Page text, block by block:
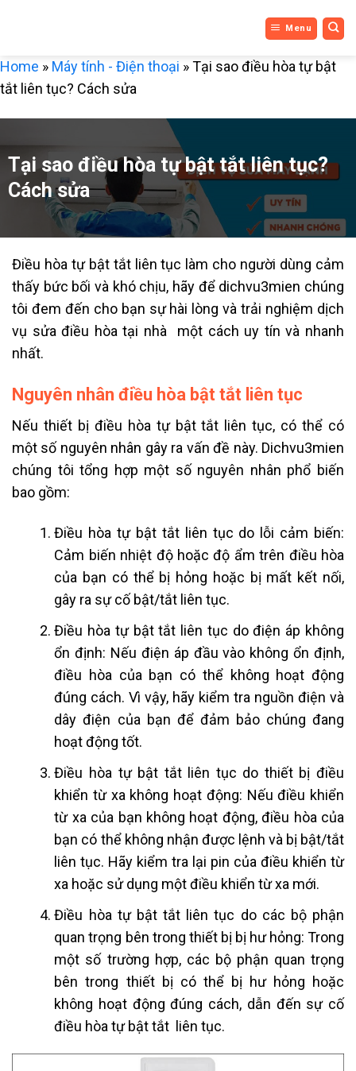
Menu
Home » Máy tính - Điện thoại »Tại sao điều hòa tự bật
tắt liên tục? Cách sửa
Tại sao điều hòa tự bật tắt liên tục?
Cách sửa
Điều hòa tự bật tắt liên tục làm cho người dùng cảm
thấy bức bối và khó chịu, hãy để dichvu3mien chúng
tôi đem đến cho bạn sự hài lòng và trải nghiệm dịch
vụ sửa điều hòa tại nhà một cách uy tín và nhanh
nhất.
Nguyên nhân điều hòa bật tắt liên tục
Nếu thiết bị điều hòa tự bật tắt liên tục, có thể có
một số nguyên nhân gây ra vấn đề này. Dichvu3mien
chúng tôi tổng hợp một số nguyên nhân phổ biến
bao gồm:
Điều hòa tự bật tắt liên tục do lỗi cảm biến:
Cảm biến nhiệt độ hoặc độ ẩm trên điều hòa
của bạn có thể bị hỏng hoặc bị mất kết nối,
gây ra sự cố bật/tắt liên tục.
Điều hòa tự bật tắt liên tục do điện áp không
ổn định: Nếu điện áp đầu vào không ổn định,
điều hòa của bạn có thể không hoạt động
đúng cách. Vì vậy, hãy kiểm tra nguồn điện và
dây điện của bạn để đảm bảo chúng đang
hoạt động tốt.
Điều hòa tự bật tắt liên tục do thiết bị điều
khiển từ xa không hoạt động: Nếu điều khiển
từ xa của bạn không hoạt động, điều hòa của
bạn có thể không nhận được lệnh và bị bật/tắt
liên tục. Hãy kiểm tra lại pin của điều khiển từ
xa hoặc sử dụng một điều khiển từ xa mới.
Điều hòa tự bật tắt liên tục do các bộ phận
quan trọng bên trong thiết bị bị hư hỏng: Trong
một số trường hợp, các bộ phận quan trọng
bên trong thiết bị có thể bị hư hỏng hoặc
không hoạt động đúng cách, dẫn đến sự cố
điều hòa tự bật tắt liên tục.